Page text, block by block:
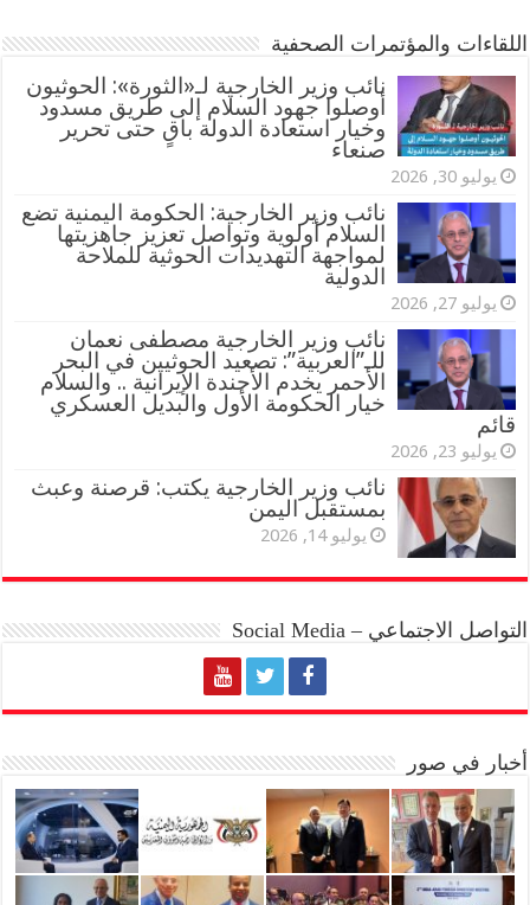
اللقاءات والمؤتمرات الصحفية
‏نائب وزير الخارجية لـ«الثورة»: الحوثيون
أوصلوا جهود السلام إلى طريق مسدود
وخيار استعادة الدولة باقٍ حتى تحرير
صنعاء
يوليو 30, 2026
نائب وزير الخارجية: الحكومة اليمنية تضع
السلام أولوية وتواصل تعزيز جاهزيتها
لمواجهة التهديدات الحوثية للملاحة
الدولية
يوليو 27, 2026
نائب وزير الخارجية مصطفى نعمان
للـ”العربية”: تصعيد الحوثيين في البحر
الأحمر يخدم الأجندة الإيرانية .. والسلام
خيار الحكومة الأول والبديل العسكري
قائم
يوليو 23, 2026
نائب وزير الخارجية يكتب: قرصنة وعبث
بمستقبل اليمن
يوليو 14, 2026
التواصل الاجتماعي – Social Media
أخبار في صور